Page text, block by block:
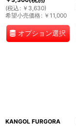
(税込 : ￥ 3,630)
希望小売価格: ￥ 11,000
オプション選択
KANGOL FURGORA